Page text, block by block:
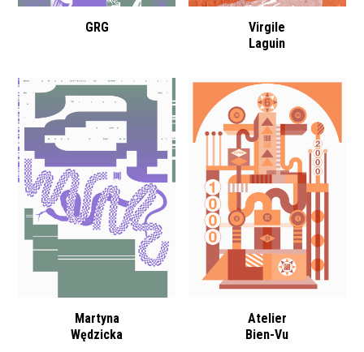
GRG
Virgile
Laguin
Martyna
Wędzicka
Atelier
Bien-Vu